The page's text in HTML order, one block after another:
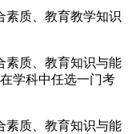
素质、教育教学知识
素质、教育知识与能
学科中任选一门考
素质、教育知识与能